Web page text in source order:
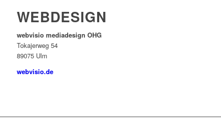
WEBDESIGN
webvisio mediadesign OHG
Tokajerweg 54
89075 Ulm
webvisio.de